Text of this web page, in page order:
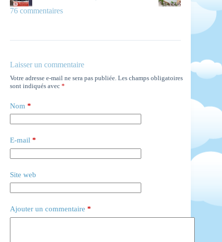
76 commentaires
Laisser un commentaire
Votre adresse e-mail ne sera pas publiée. Les champs obligatoires
sont indiqués avec *
Nom *
E-mail *
Site web
Ajouter un commentaire *